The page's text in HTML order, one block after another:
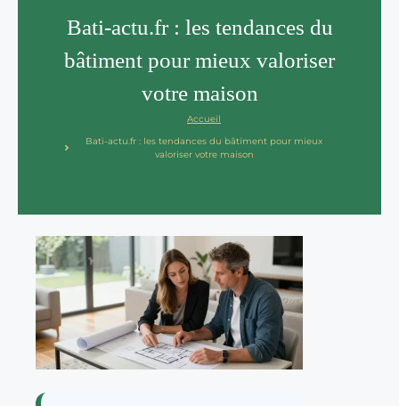
Bati-actu.fr : les tendances du
bâtiment pour mieux valoriser
votre maison
Accueil
Bati-actu.fr : les tendances du bâtiment pour mieux
valoriser votre maison